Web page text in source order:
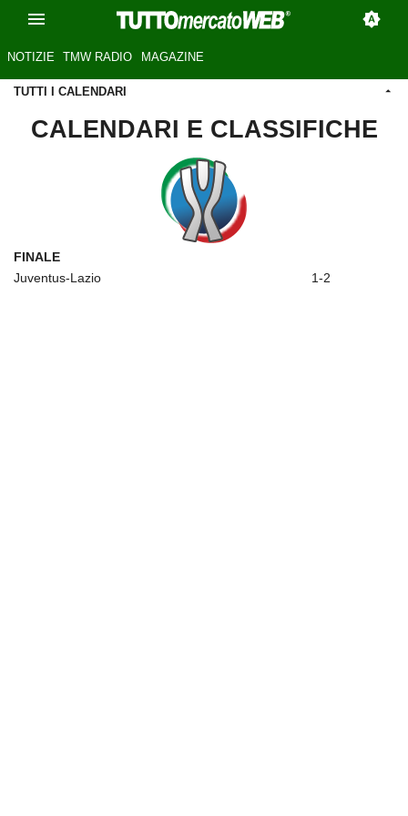
NOTIZIE TMW RADIO MAGAZINE
TUTTI I CALENDARI
CALENDARI E CLASSIFICHE
FINALE
Juventus-Lazio
1-2